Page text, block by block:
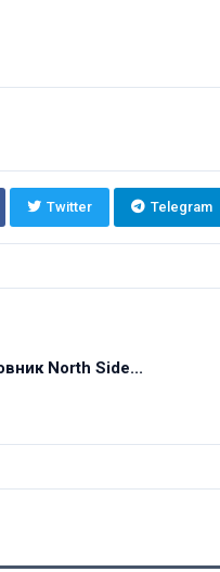
Twitter Telegram
North Side...